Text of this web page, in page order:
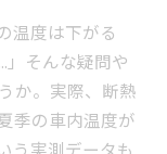
温度は下がる
そんな疑問や
か。実際、断熱
季の車内温度が